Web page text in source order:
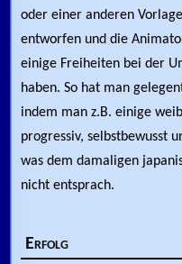
oder einer anderen
entworfen und die
einige Freiheiten bei der
haben. So hat man
indem man z.B. einige
progressiv, selbstbewusst
was dem damaligen
nicht entsprach.
Erfolg